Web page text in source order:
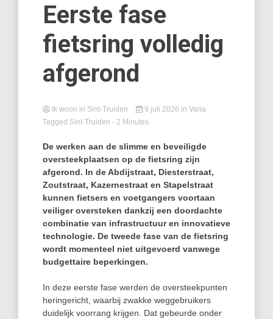
Eerste fase
fietsring volledig
afgerond
Ik woon in Sint-Truiden 9 juli 2026 in Varia
Tagged Sint-Truiden - 2 Minutes
De werken aan de slimme en beveiligde
oversteekplaatsen op de fietsring zijn
afgerond. In de Abdijstraat, Diesterstraat,
Zoutstraat, Kazernestraat en Stapelstraat
kunnen fietsers en voetgangers voortaan
veiliger oversteken dankzij een doordachte
combinatie van infrastructuur en innovatieve
technologie. De tweede fase van de fietsring
wordt momenteel niet uitgevoerd vanwege
budgettaire beperkingen.
In deze eerste fase werden de oversteekpunten
heringericht, waarbij zwakke weggebruikers
duidelijk voorrang krijgen. Dat gebeurde onder